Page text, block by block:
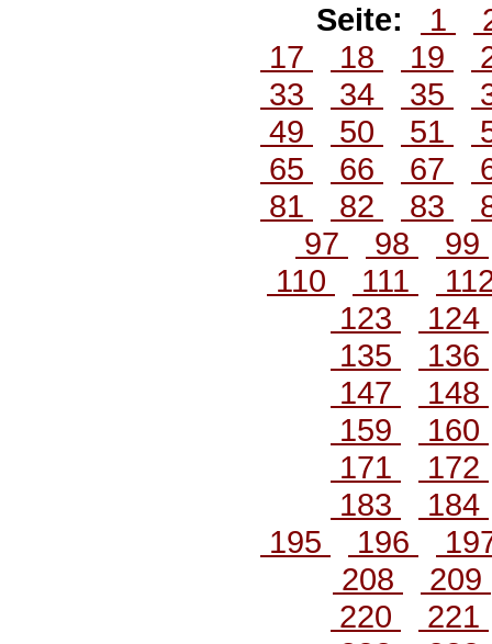
Seite: 1
17
18 19
33
34 35
49
50 51
65
66 67
81
82 83
97
98
99
110
111
123
124
135
136
147
148
159
160
171
172
183
184
195
196
208
209
220
221